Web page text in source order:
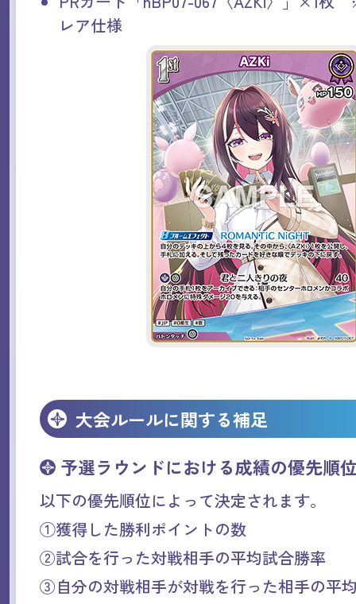
レア仕様
大会ルールに関する補足
予選ラウンドにおける成績の優先順
以下の優先順位によって決定されます。
①獲得した勝利ポイントの数
②試合を行った対戦相手の平均試合勝率
③自分の対戦相手が対戦を行った相手の平